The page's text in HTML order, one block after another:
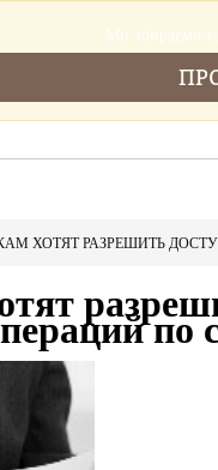
ХОТЯТ РАЗРЕШИТЬ
по
Ми збираемо